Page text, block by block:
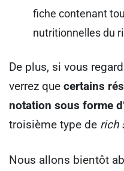
fiche contenant
nutritionnelles du
De plus, si vous
verrez que certains
notation sous forme
troisième type de rich
Nous allons bientôt